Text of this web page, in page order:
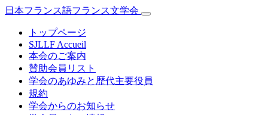
日本フランス語フランス文学会
トップページ
SJLLF Accueil
本会のご案内
賛助会員リスト
学会のあゆみと歴代主要役員
規約
学会からのお知らせ